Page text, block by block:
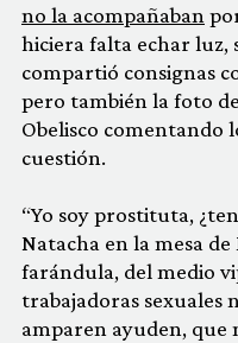
no la acompañaban
hiciera falta echar luz,
compartió consignas
pero también la foto
Obelisco comentando
cuestión.
“Yo soy prostituta,
Natacha en la mesa de
farándula, del medio
trabajadoras sexuales
amparen ayuden, que